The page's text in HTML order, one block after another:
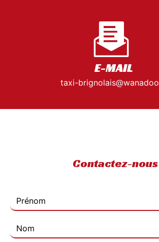
E-MAIL
taxi-
Contactez-nous